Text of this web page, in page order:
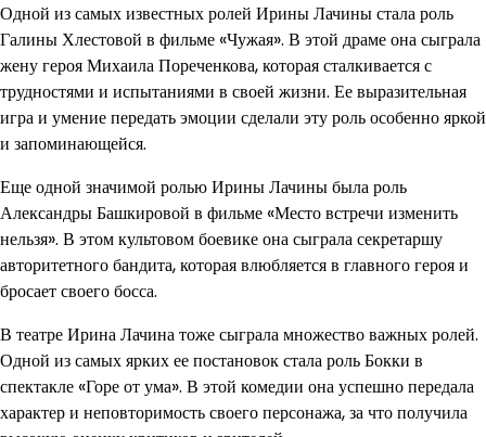
Одной из самых известных ролей Ирины Лачины стала роль
Галины Хлестовой в фильме «Чужая». В этой драме она сыграла
жену героя Михаила Пореченкова, которая сталкивается с
трудностями и испытаниями в своей жизни. Ее выразительная
игра и умение передать эмоции сделали эту роль особенно яркой
и запоминающейся.
Еще одной значимой ролью Ирины Лачины была роль
Александры Башкировой в фильме «Место встречи изменить
нельзя». В этом культовом боевике она сыграла секретаршу
авторитетного бандита, которая влюбляется в главного героя и
бросает своего босса.
В театре Ирина Лачина тоже сыграла множество важных ролей.
Одной из самых ярких ее постановок стала роль Бокки в
спектакле «Горе от ума». В этой комедии она успешно передала
характер и неповторимость своего персонажа, за что получила